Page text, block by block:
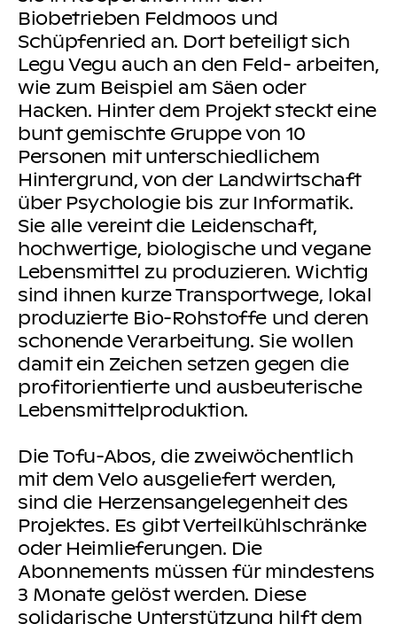
Biobetrieben Feldmoos und
Schüpfenried an. Dort beteiligt sich
Legu Vegu auch an den Feld- arbeiten,
wie zum Beispiel am Säen oder
Hacken. Hinter dem Projekt steckt eine
bunt gemischte Gruppe von 10
Personen mit unterschiedlichem
Hintergrund, von der Landwirtschaft
über Psychologie bis zur Informatik.
Sie alle vereint die Leidenschaft,
hochwertige, biologische und vegane
Lebensmittel zu produzieren. Wichtig
sind ihnen kurze Transportwege, lokal
produzierte Bio-Rohstoffe und deren
schonende Verarbeitung. Sie wollen
damit ein Zeichen setzen gegen die
profitorientierte und ausbeuterische
Lebensmittelproduktion.
Die Tofu-Abos, die zweiwöchentlich
mit dem Velo ausgeliefert werden,
sind die Herzensangelegenheit des
Projektes. Es gibt Verteilkühlschränke
oder Heimlieferungen. Die
Abonnements müssen für mindestens
3 Monate gelöst werden. Diese
solidarische Unterstützung hilft dem